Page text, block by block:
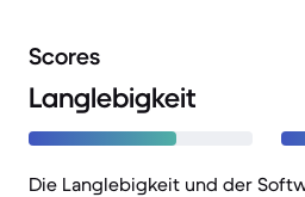
Scores
Langlebigkeit
Die Langlebigkeit und der